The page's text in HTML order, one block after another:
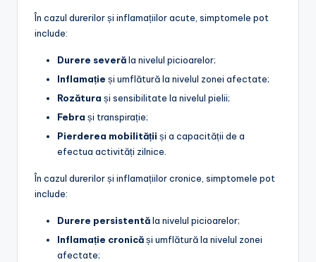
În cazul durerilor și inflamațiilor acute, simptomele pot
include:
Durere severăla nivelul picioarelor;
Inflamație și umflătură la nivelul zonei afectate;
Rozătura și sensibilitate la nivelul pielii;
Febra și transpirație;
Pierderea mobilității și a capacității de a
efectua activități zilnice.
În cazul durerilor și inflamațiilor cronice, simptomele pot
include:
Durere persistentăla nivelul picioarelor;
Inflamație cronicăși umflătură la nivelul zonei
afectate;